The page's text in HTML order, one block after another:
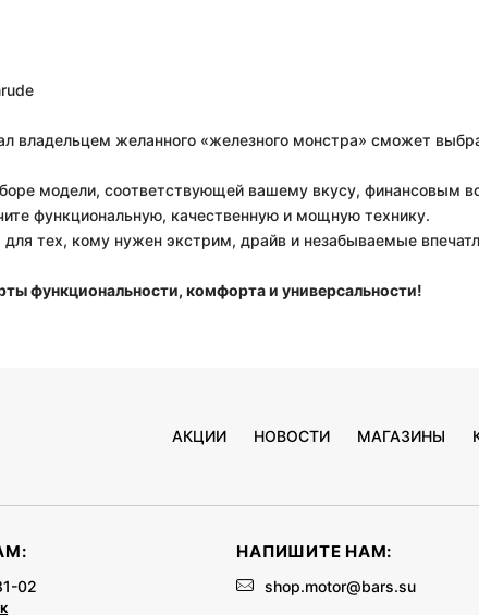
владельцем желанного «железного монстра» сможет
модели, соответствующей вашему вкусу, финансовым
функциональную, качественную и мощную технику.
для тех, кому нужен экстрим, драйв и незабываемые
функциональности, комфорта и универсальности!
АКЦИИ НОВОСТИ МАГАЗИНЫ
02
НАПИШИТЕ НАМ:
shop.motor@bars.su